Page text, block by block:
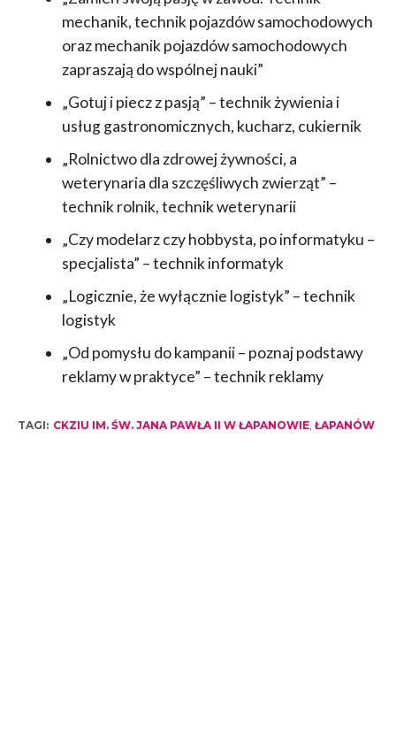
mechanik, technik pojazdów samochodowych
oraz mechanik pojazdów samochodowych
zapraszają do wspólnej nauki”
„Gotuj i piecz z pasją” – technik żywienia i
usług gastronomicznych, kucharz, cukiernik
„Rolnictwo dla zdrowej żywności, a
weterynaria dla szczęśliwych zwierząt” –
technik rolnik, technik weterynarii
„Czy modelarz czy hobbysta, po informatyku –
specjalista” – technik informatyk
„Logicznie, że wyłącznie logistyk” – technik
logistyk
„Od pomysłu do kampanii – poznaj podstawy
reklamy w praktyce” – technik reklamy
TAGI: CKZIU IM. ŚW. JANA PAWŁA II W ŁAPANOWIE, ŁAPANÓW